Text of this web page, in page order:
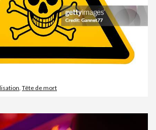
, Tête de mort